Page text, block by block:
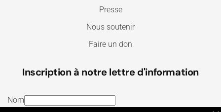
Presse
Nous soutenir
Faire un don
Inscription à notre lettre d'information
Nom